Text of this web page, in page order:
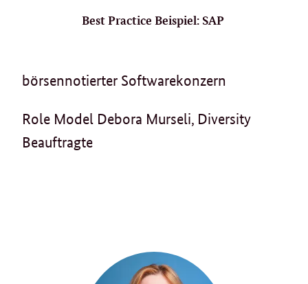
Best Practice Beispiel: SAP
börsennotierter Softwarekonzern
Role Model Debora Murseli, Diversity
Beauftragte